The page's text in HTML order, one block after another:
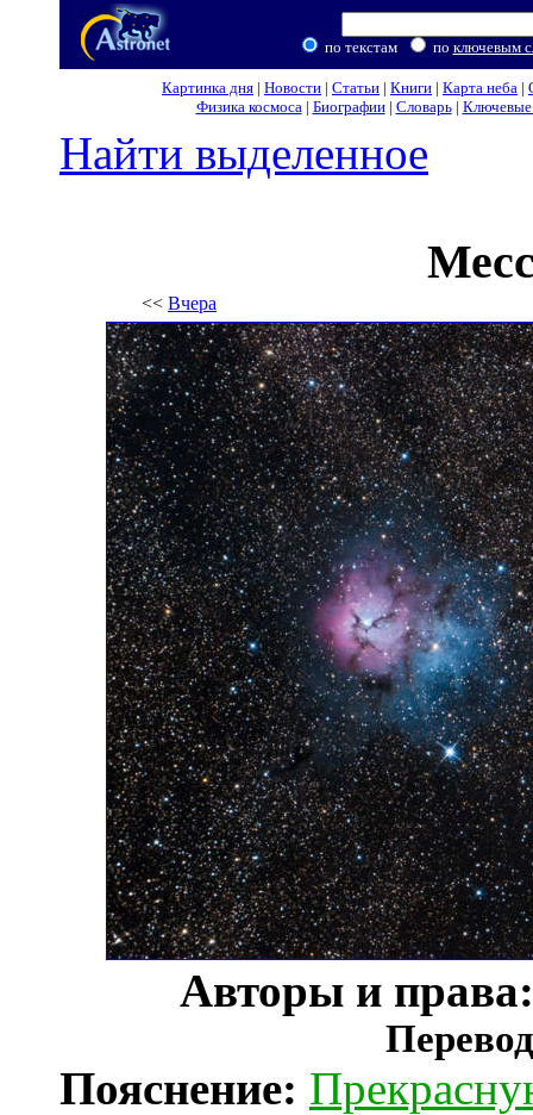
по текстам по ключевым
Картинка дня | Новости | Статьи | Книги | Карта неба |
Физика космоса| Биографии| Словарь| Ключевые
Найти выделенное
<< Вчера
Авторы и
Пояснение: